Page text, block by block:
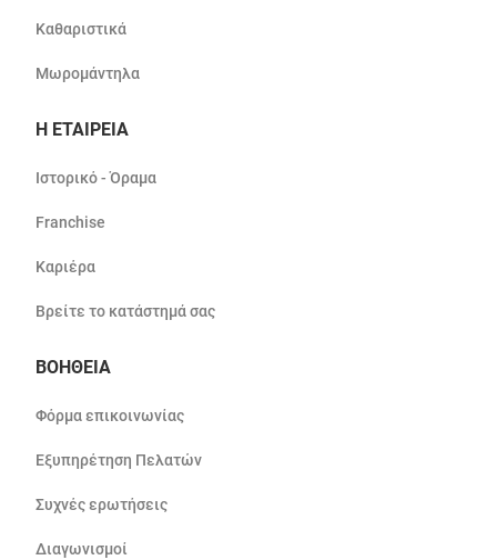
Καθαριστικά
Μωρομάντηλα
Η ΕΤΑΙΡΕΙΑ
Ιστορικό - Όραμα
Franchise
Καριέρα
Βρείτε το κατάστημά σας
ΒΟΗΘΕΙΑ
Φόρμα επικοινωνίας
Εξυπηρέτηση Πελατών
Συχνές ερωτήσεις
Διαγωνισμοί